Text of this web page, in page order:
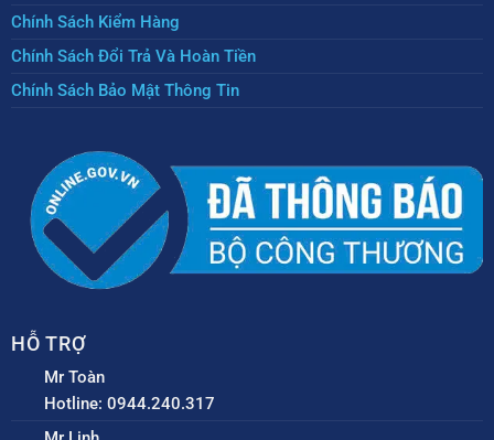
Chính Sách Kiểm Hàng
Chính Sách Đổi Trả Và Hoàn Tiền
Chính Sách Bảo Mật Thông Tin
HỖ TRỢ
Mr Toàn
Hotline: 0944.240.317